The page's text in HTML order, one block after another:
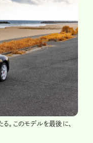
。このモデルを最後に、